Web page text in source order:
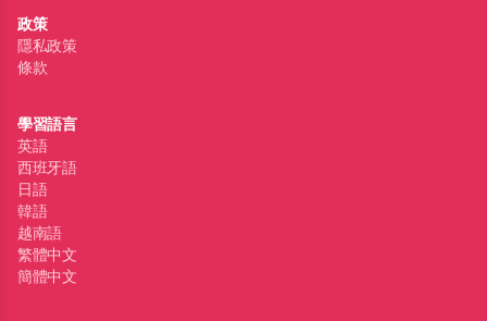
政策
隱私政策
條款
學習語言
英語
西班牙語
日語
韓語
越南語
繁體中文
簡體中文